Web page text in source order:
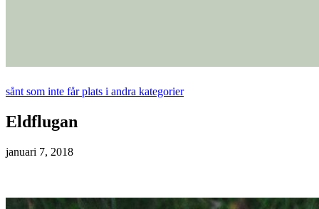
sånt som inte får plats i andra kategorier
Eldflugan
januari 7, 2018